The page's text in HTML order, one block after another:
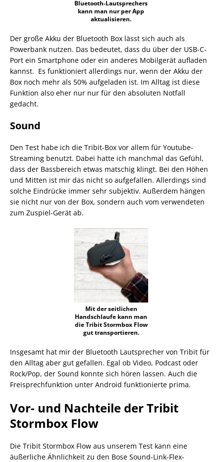
Bluetooth-Lautsprechers
kann man nur per App
aktualisieren.
Der große Akku der Bluetooth Box lässt sich auch als
Powerbank nutzen. Das bedeutet, dass du über der USB-C-
Port ein Smartphone oder ein anderes Mobilgerät aufladen
kannst. Es funktioniert allerdings nur, wenn der Akku der
Box noch mehr als 50% aufgeladen ist. Im Alltag ist diese
Funktion also eher nur nur für den absoluten Notfall
gedacht.
Sound
Den Test habe ich die Tribit-Box vor allem für Youtube-
Streaming benutzt. Dabei hatte ich manchmal das Gefühl,
dass der Bassbereich etwas matschig klingt. Bei den Höhen
und Mitten ist mir das nicht so aufgefallen. Allerdings sind
solche Eindrücke immer sehr subjektiv. Außerdem hängen
sie nicht nur von der Box, sondern auch vom verwendeten
zum Zuspiel-Gerät ab.
Mit der seitlichen
Handschlaufe kann man
die Tribit Stormbox Flow
gut transportieren.
Insgesamt hat mir der Bluetooth Lautsprecher von Tribit für
den Alltag aber gut gefallen. Egal ob Video, Podcast oder
Rock/Pop, der Sound konnte sich hören lassen. Auch die
Freisprechfunktion unter Android funktionierte prima.
Vor- und Nachteile der Tribit
Stormbox Flow
Die Tribit Stormbox Flow aus unserem Test kann eine
äußerliche Ähnlichkeit zu den Bose Sound-Link-Flex-